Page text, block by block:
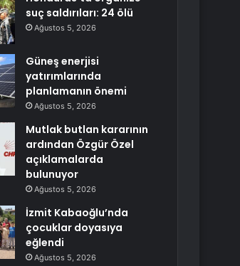
suç saldırıları: 24 ölü
Ağustos 5, 2026
Güneş enerjisi
yatırımlarında
planlamanın önemi
Ağustos 5, 2026
Mutlak butlan kararının
ardından Özgür Özel
açıklamalarda
bulunuyor
Ağustos 5, 2026
İzmit Kabaoğlu’nda
çocuklar doyasıya
eğlendi
Ağustos 5, 2026